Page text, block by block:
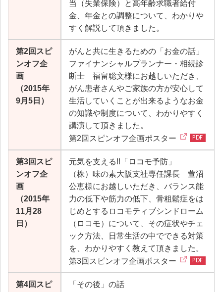
当（失業保険）と高年齢求職者給付
金、年金との調整について、わかりや
すく解説して頂きました。
第2回スピ
ンオフ企
画
（2015年
9月5日）
がんと共に生きるための「お金の話」
ファイナンシャルプランナー・相続診
断士 福畠聡文様にお越しいただき、
がん患者さんやご家族の方が安心して
生活していくことが出来るようなお金
の知識や制度について、わかりやすく
講演して頂きました。
第2回スピンオフ企画ポスター
第3回スピ
ンオフ企
画
（2015年
11月28
日）
元気を支える!!「ロコモ予防」
（株）味の素大阪支社専任課長 萱沼
公恵様にお越しいただき、バランス能
力の低下や筋力の低下、骨粗鬆症をは
じめとするロコモティブシンドローム
（ロコモ）について、その症状やチェ
ック方法、日常生活の中でできる対策
を、わかりやすく教えて頂きました。
第3回スピンオフ企画ポスター
第4回スピ
「その後」の話